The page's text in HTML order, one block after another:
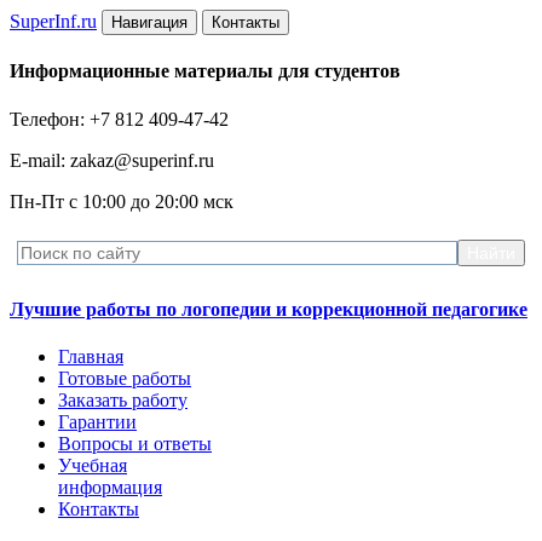
SuperInf.ru Навигация Контакты
Информационные материалы для студентов
Телефон: +7 812 409-47-42
E-mail: zakaz@superinf.ru
Пн-Пт с 10:00 до 20:00 мск
Лучшие работы по логопедии и коррекционной педагогике
Главная
Готовые работы
Заказать работу
Гарантии
Вопросы и ответы
Учебная
информация
Контакты